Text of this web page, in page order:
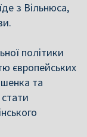
з Вільнюса,
політики
європейських
та